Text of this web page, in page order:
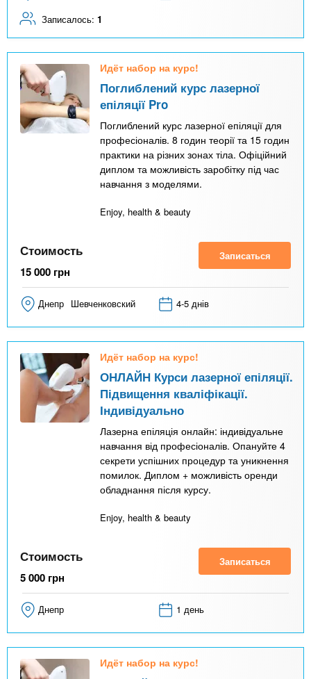
Записалось: 1
Идёт набор на курс!
Поглиблений курс лазерної
епіляції Pro
Поглиблений курс лазерної епіляції для
професіоналів. 8 годин теорії та 15 годин
практики на різних зонах тіла. Офіційний
диплом та можливість заробітку під час
навчання з моделями.
Enjoy, health & beauty
Стоимость
15 000 грн
Записаться
Днепр Шевченковский 4-5 днів
Идёт набор на курс!
ОНЛАЙН Курси лазерної епіляції.
Підвищення кваліфікації.
Індивідуально
Лазерна епіляція онлайн: індивідуальне
навчання від професіоналів. Опануйте 4
секрети успішних процедур та уникнення
помилок. Диплом + можливість оренди
обладнання після курсу.
Enjoy, health & beauty
Стоимость
5 000 грн
Записаться
Днепр 1 день
Идёт набор на курс!